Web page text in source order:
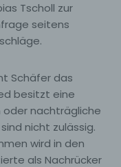
Tscholl zur
seitens
Schäfer das
besitzt eine
nachträgliche
nicht zulässig.
wird in den
als Nachrücker